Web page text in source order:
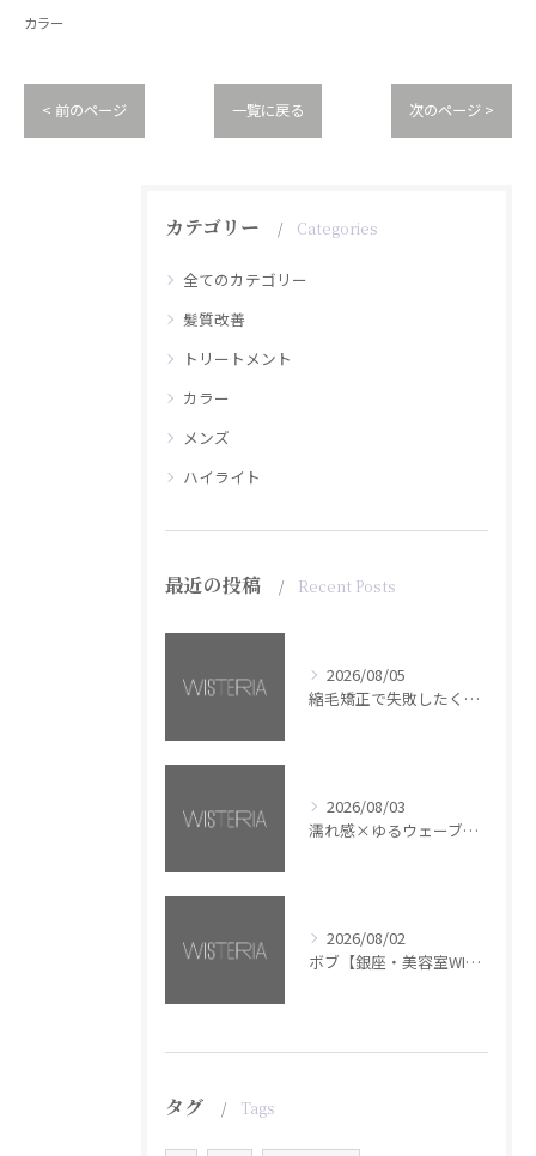
カラー
< 前のページ 一覧に戻る 次のページ >
カテゴリー Categories
全てのカテゴリー
髪質改善
トリートメント
カラー
メンズ
ハイライト
最近の投稿 Recent Posts
2026/08/05
縮毛矯正で失敗したくない方へ【銀座・美容室WISTERIA】
2026/08/03
濡れ感×ゆるウェーブミディアム【銀座・美容室WISTERIA】
2026/08/02
ボブ【銀座・美容室WISTERIA】
タグ Tags